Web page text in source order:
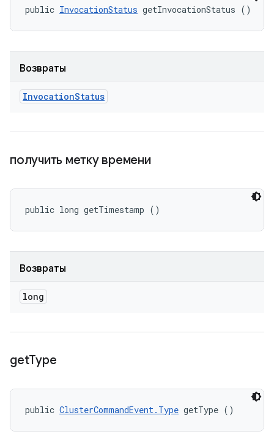
public InvocationStatus getInvocationStatus ()
Возвраты
InvocationStatus
получить метку времени
public long getTimestamp ()
Возвраты
long
getType
public ClusterCommandEvent.Type getType ()